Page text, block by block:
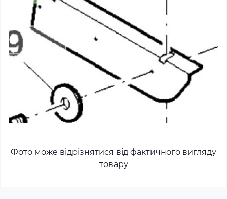
Фото може відрізнятися від фактичного вигляду
товару